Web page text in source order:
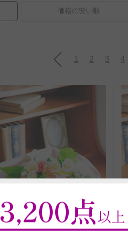
価格の安い順
1 2 3 4
3,200点以上